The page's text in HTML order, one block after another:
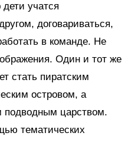
учатся
договариваться,
в команде. Не
Один и тот же
стать пиратским
островом, а
царством.
тематических